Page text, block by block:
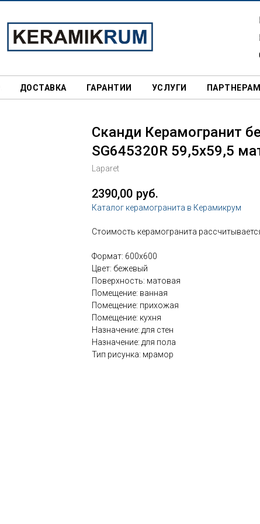
ДОСТАВКА ГАРАНТИИ УСЛУГИ ПАРТНЕРАМ
Сканди Керамогранит
SG645320R 59,5х59,5
Laparet
2390,00 руб.
Каталог керамогранита в Керамикрум
Стоимость керамогранита
Формат: 600x600
Цвет: бежевый
Поверхность: матовая
Помещение: ванная
Помещение: прихожая
Помещение: кухня
Назначение: для стен
Назначение: для пола
Тип рисунка: мрамор